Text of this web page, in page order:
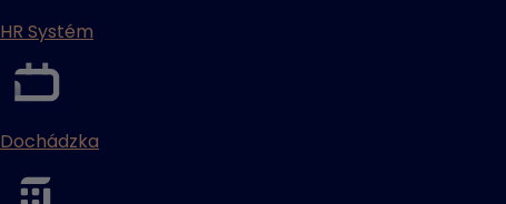
HR Systém
Dochádzka